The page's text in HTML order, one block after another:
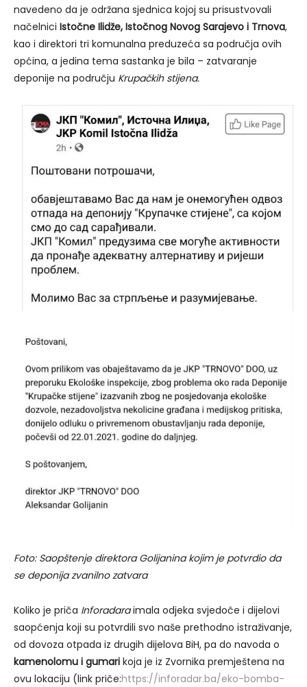
navedeno da je održana sjednica kojoj su prisustvovali
načelnici Istočne Ilidže, Istočnog Novog Sarajevo i Trnova,
kao i direktori tri komunalna preduzeća sa područja ovih
općina, a jedina tema sastanka je bila – zatvaranje
deponije na području Krupačkih stijena.
Foto: Saopštenje direktora Golijanina kojim je potvrdio da
se deponija zvanilno zatvara
Koliko je priča Inforadaraimala odjeka svjedoče i dijelovi
saopćenja koji su potvrdili svo naše prethodno istraživanje,
od dovoza otpada iz drugih dijelova BiH, pa do navoda o
kamenolomu i gumari koja je iz Zvornika premještena na
ovu lokaciju (link priče:https://inforadar.ba/eko-bomba-